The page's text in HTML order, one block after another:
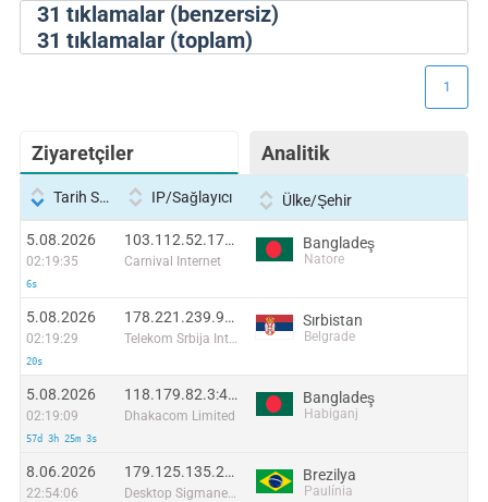
31 tıklamalar (benzersiz)
31 tıklamalar (toplam)
Ziyaretçiler Analitik
1
Tarih Saati IP/Sağlayıcı Ülke/Şehir
5.08.2026
02:19:35
6s
103.112.52.174:57740
Carnival Internet
Bangladeş
Natore
5.08.2026
02:19:29
20s
178.221.239.99:2985
Telekom Srbija Internet Backbone Network
Sırbistan
Belgrade
5.08.2026
02:19:09
57d 3h 25m 3s
118.179.82.3:46722
Dhakacom Limited
Bangladeş
Habiganj
8.06.2026
22:54:06
179.125.135.227:23278
Desktop Sigmanet Comunicação Multimídia SA
Brezilya
Paulínia